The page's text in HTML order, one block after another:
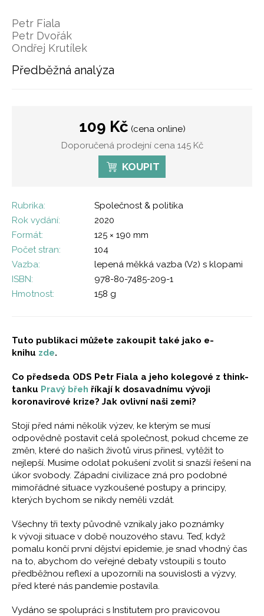
Petr Fiala
Petr Dvořák
Ondřej Krutílek
Předběžná analýza
109 Kč (cena online)
Doporučená prodejní cena 145 Kč
KOUPIT
Rubrika:
Společnost & politika
Rok vydání:
2020
Formát:
125 × 190 mm
Počet stran:
104
Vazba:
lepená měkká vazba (V2) s klopami
ISBN:
978-80-7485-209-1
Hmotnost:
158 g
Tuto publikaci můžete zakoupit také jako e-
knihu zde.
Co předseda ODS Petr Fiala a jeho kolegové z think-
tanku Pravý břeh říkají k dosavadnímu vývoji
koronavirové krize? Jak ovlivní naši zemi?
Stojí před námi několik výzev, ke kterým se musí
odpovědně postavit celá společnost, pokud chceme ze
změn, které do našich životů virus přinesl, vytěžit to
nejlepší. Musíme odolat pokušení zvolit si snazší řešení na
úkor svobody. Západní civilizace zná pro podobné
mimořádné situace vyzkoušené postupy a principy,
kterých bychom se nikdy neměli vzdát.
Všechny tři texty původně vznikaly jako poznámky
k vývoji situace v době nouzového stavu. Teď, když
pomalu končí první dějství epidemie, je snad vhodný čas
na to, abychom do veřejné debaty vstoupili s touto
předběžnou reflexí a upozornili na souvislosti a výzvy,
před které nás pandemie postavila.
Vydáno se spolupráci s Institutem pro pravicovou